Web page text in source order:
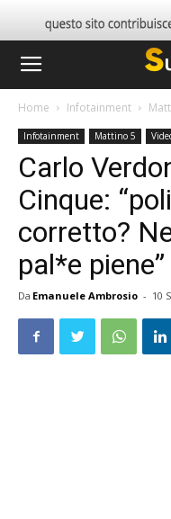
Home Infotainment
Infotainment Mattino 5
Carlo
Cinque:
corretto?
pal*e
Da Emanuele Ambrosio - 10